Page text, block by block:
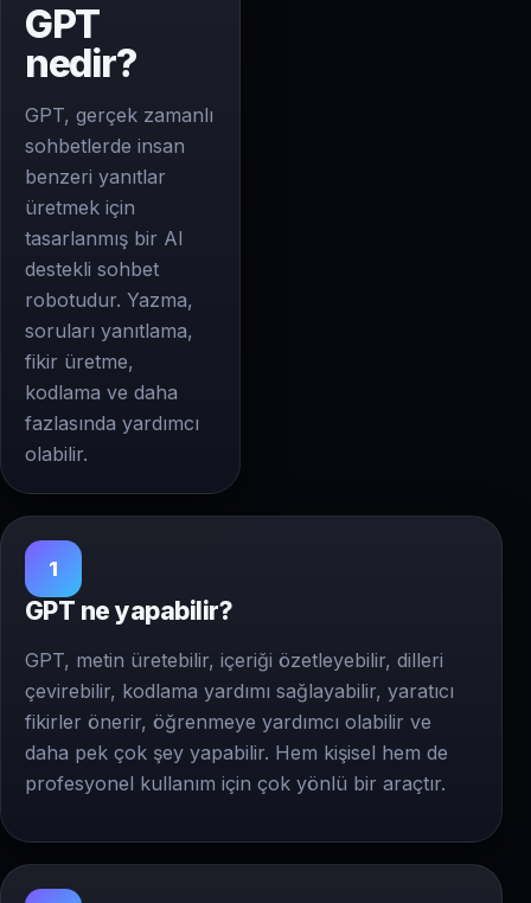
GPT
nedir?
GPT, gerçek zamanlı
sohbetlerde insan
benzeri yanıtlar
üretmek için
tasarlanmış bir AI
destekli sohbet
robotudur. Yazma,
soruları yanıtlama,
fikir üretme,
kodlama ve daha
fazlasında yardımcı
olabilir.
1
GPT ne yapabilir?
GPT, metin üretebilir, içeriği özetleyebilir, dilleri
çevirebilir, kodlama yardımı sağlayabilir, yaratıcı
fikirler önerir, öğrenmeye yardımcı olabilir ve
daha pek çok şey yapabilir. Hem kişisel hem de
profesyonel kullanım için çok yönlü bir araçtır.